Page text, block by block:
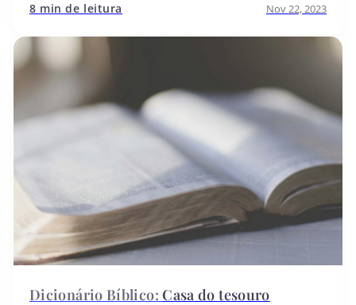
8 min de leitura Nov 22, 2023
Casa do tesouro